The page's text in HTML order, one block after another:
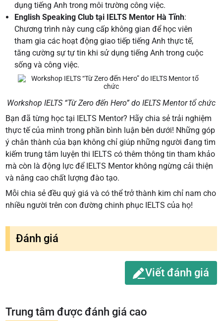
Trung tâm được đánh giá cao
dụng tiếng Anh trong môi trường công việc.
English Speaking Club tại IELTS Mentor Hà Tĩnh:
Chương trình này cung cấp không gian để học viên
tham gia các hoạt động giao tiếp tiếng Anh thực tế,
tăng cường sự tự tin khi sử dụng tiếng Anh trong cuộc
sống và công việc.
Workshop IELTS “Từ Zero đến Hero” do IELTS Mentor tổ chức
Bạn đã từng học tại IELTS Mentor? Hãy chia sẻ trải nghiệm
thực tế của mình trong phần bình luận bên dưới! Những góp
ý chân thành của bạn không chỉ giúp những người đang tìm
kiếm trung tâm luyện thi IELTS có thêm thông tin tham khảo
mà còn là động lực để IELTS Mentor không ngừng cải thiện
và nâng cao chất lượng đào tạo.
Mỗi chia sẻ đều quý giá và có thể trở thành kim chỉ nam cho
nhiều người trên con đường chinh phục IELTS của họ!
Đánh giá
Viết đánh giá